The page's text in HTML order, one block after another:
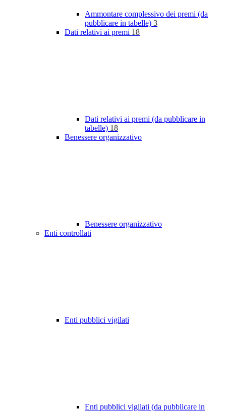
Ammontare complessivo dei premi (da
pubblicare in tabelle) 3
Dati relativi ai premi 18
Dati relativi ai premi (da pubblicare in
tabelle) 18
Benessere organizzativo
Benessere organizzativo
Enti controllati
Enti pubblici vigilati
Enti pubblici vigilati (da pubblicare in